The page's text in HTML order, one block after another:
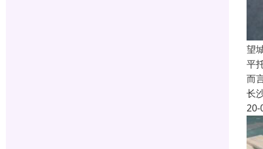
望
平
而
长
20-